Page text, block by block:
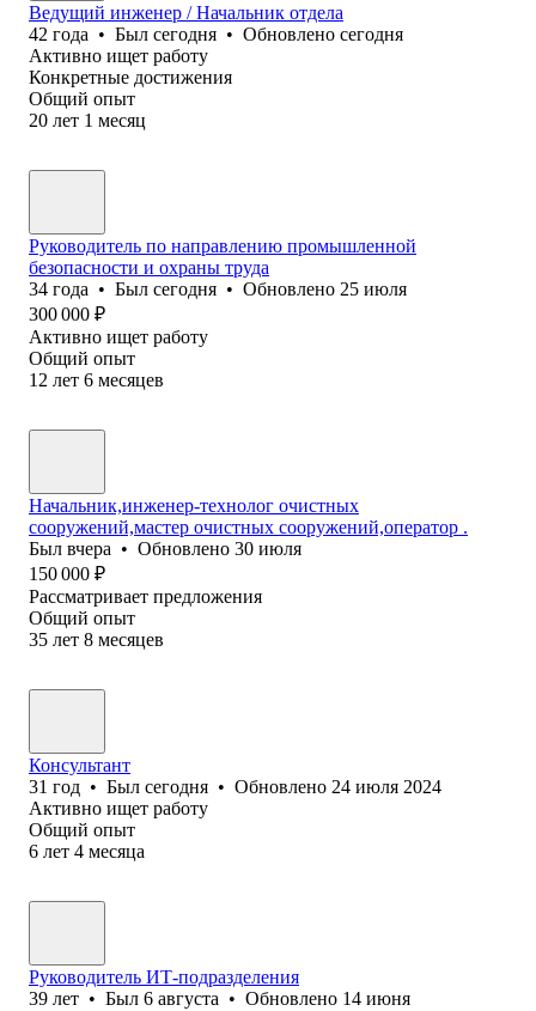
Ведущий инженер / Начальник отдела
42 года • Был сегодня • Обновлено сегодня
Активно ищет работу
Конкретные достижения
Общий опыт
20 лет 1 месяц
Руководитель по направлению промышленной
безопасности и охраны труда
34 года • Был сегодня • Обновлено 25 июля
300 000 ₽
Активно ищет работу
Общий опыт
12 лет 6 месяцев
Начальник,инженер-технолог очистных
сооружений,мастер очистных сооружений,оператор .
Был вчера • Обновлено 30 июля
150 000 ₽
Рассматривает предложения
Общий опыт
35 лет 8 месяцев
Консультант
31 год • Был сегодня • Обновлено 24 июля 2024
Активно ищет работу
Общий опыт
6 лет 4 месяца
Руководитель ИТ-подразделения
39 лет • Был 6 августа • Обновлено 14 июня